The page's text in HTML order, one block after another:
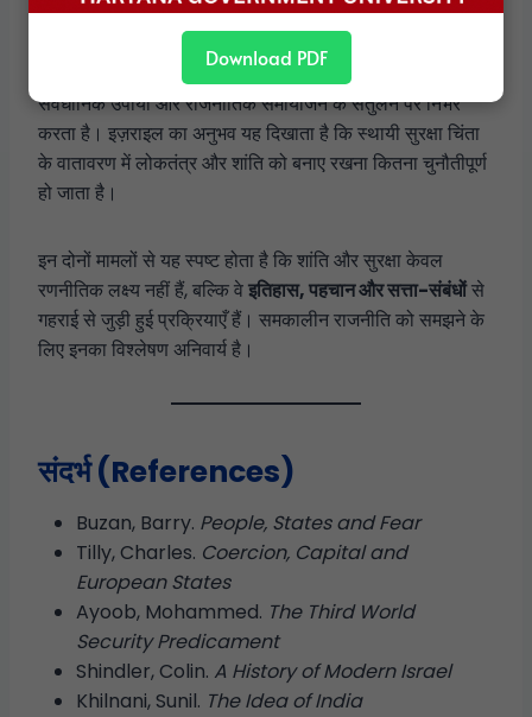
भारत और इज़राइल में शांति और सुरक्षा स्थिर अवधारणाएँ नहीं, बल्कि
निरंतर विकसित होती राजनीतिक प्रक्रियाएँहैं। भारत का अनुभव
दर्शाता है कि विविध लोकतंत्र में शांति बनाए रखना सैन्य शक्ति,
संवैधानिक उपायों और राजनीतिक समायोजन के संतुलन पर निर्भर
करता है। इज़राइल का अनुभव यह दिखाता है कि स्थायी सुरक्षा चिंता
के वातावरण में लोकतंत्र और शांति को बनाए रखना कितना चुनौतीपूर्ण
हो जाता है।
इन दोनों मामलों से यह स्पष्ट होता है कि शांति और सुरक्षा केवल
रणनीतिक लक्ष्य नहीं हैं, बल्कि वेइतिहास, पहचान और सत्ता-संबंधोंसे
गहराई से जुड़ी हुई प्रक्रियाएँ हैं। समकालीन राजनीति को समझने के
लिए इनका विश्लेषण अनिवार्य है।
संदर्भ (References)
Buzan, Barry. People, States and Fear
Tilly, Charles. Coercion, Capital and
European States
Ayoob, Mohammed. The Third World
Security Predicament
Shindler, Colin. A History of Modern Israel
Khilnani, Sunil. The Idea of India
Download PDF